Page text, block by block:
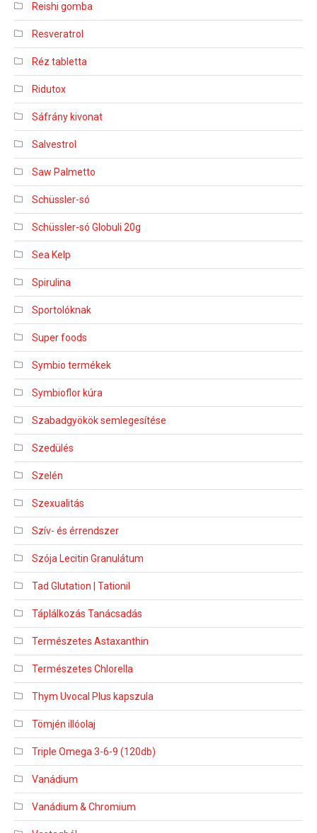
Reishi gomba
Resveratrol
Réz tabletta
Ridutox
Sáfrány kivonat
Salvestrol
Saw Palmetto
Schüssler-só
Schüssler-só Globuli 20g
Sea Kelp
Spirulina
Sportolóknak
Super foods
Symbio termékek
Symbioflor kúra
Szabadgyökök semlegesítése
Szedülés
Szelén
Szexualitás
Szív- és érrendszer
Szója Lecitin Granulátum
Tad Glutation | Tationil
Táplálkozás Tanácsadás
Természetes Astaxanthin
Természetes Chlorella
Thym Uvocal Plus kapszula
Tömjén illóolaj
Triple Omega 3-6-9 (120db)
Vanádium
Vanádium & Chromium